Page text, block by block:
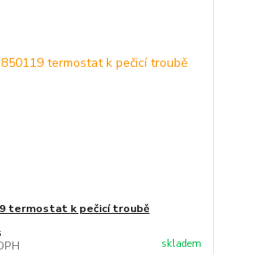
termostat k pečicí troubě
skladem